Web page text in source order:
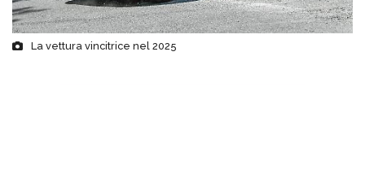
La vettura vincitrice nel 2025